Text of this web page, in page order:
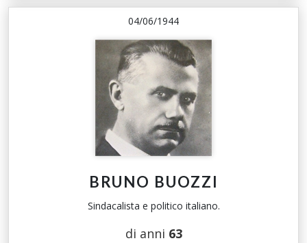
04/06/1944
BRUNO BUOZZI
Sindacalista e politico italiano.
di anni 63